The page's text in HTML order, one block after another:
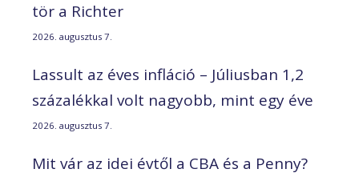
tör a Richter
2026. augusztus 7.
Lassult az éves infláció – Júliusban 1,2
százalékkal volt nagyobb, mint egy éve
2026. augusztus 7.
Mit vár az idei évtől a CBA és a Penny?